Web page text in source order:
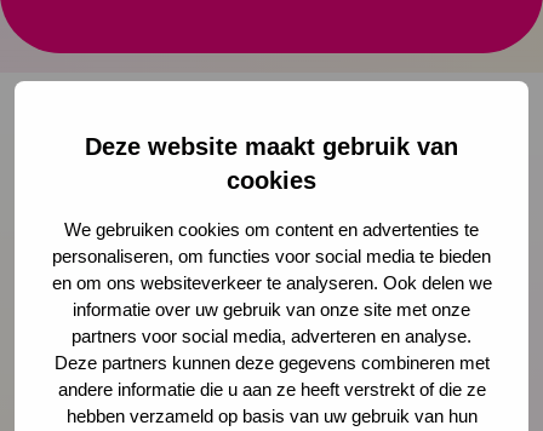
Deze website maakt gebruik van
cookies
We gebruiken cookies om content en advertenties te
personaliseren, om functies voor social media te bieden
en om ons websiteverkeer te analyseren. Ook delen we
informatie over uw gebruik van onze site met onze
partners voor social media, adverteren en analyse.
Deze partners kunnen deze gegevens combineren met
andere informatie die u aan ze heeft verstrekt of die ze
hebben verzameld op basis van uw gebruik van hun
Onze nieuwsbrief ontvangen?
Schrijf je in
Preventie